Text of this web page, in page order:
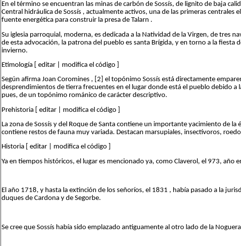
En el término se encuentran las minas de carbón de Sossís, de lignito de baja
Central hidráulica de Sossís , actualmente activos, una de las primeras
fuente energética para construir la presa de Talarn .
Su iglesia parroquial, moderna, es dedicada a la Natividad de la Virgen, de tres
de esta advocación, la patrona del pueblo es santa Brígida, y en torno a la fiesta
invierno.
Etimología [ editar | modifica el código ]
Según afirma Joan Coromines , [2] el topónimo Sossís está directamente
desprendimientos de tierra frecuentes en el lugar donde está el pueblo debido
pues, de un topónimo románico de carácter descriptivo.
Prehistoria [ editar | modifica el código ]
La zona de Sossís y del Roque de Santa contiene un importante yacimiento de
contiene restos de fauna muy variada. Destacan marsupiales, insectívoros,
Historia [ editar | modifica el código ]
Ya en tiempos históricos, el lugar es mencionado ya, como Claverol, el 973, año
El año 1718, y hasta la extinción de los señoríos, el 1831 , había pasado a la
duques de Cardona y de Segorbe.
Se cree que Sossís había sido emplazado antiguamente al otro lado de la